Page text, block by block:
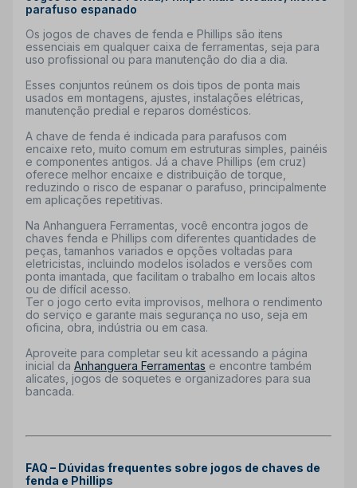
parafuso espanado
Os jogos de chaves de fenda e Phillips são itens
essenciais em qualquer caixa de ferramentas, seja para
uso profissional ou para manutenção do dia a dia.
Esses conjuntos reúnem os dois tipos de ponta mais
usados em montagens, ajustes, instalações elétricas,
manutenção predial e reparos domésticos.
A chave de fenda é indicada para parafusos com
encaixe reto, muito comum em estruturas simples, painéis
e componentes antigos. Já a chave Phillips (em cruz)
oferece melhor encaixe e distribuição de torque,
reduzindo o risco de espanar o parafuso, principalmente
em aplicações repetitivas.
Na Anhanguera Ferramentas, você encontra jogos de
chaves fenda e Phillips com diferentes quantidades de
peças, tamanhos variados e opções voltadas para
eletricistas, incluindo modelos isolados e versões com
ponta imantada, que facilitam o trabalho em locais altos
ou de difícil acesso.
Ter o jogo certo evita improvisos, melhora o rendimento
do serviço e garante mais segurança no uso, seja em
oficina, obra, indústria ou em casa.
Aproveite para completar seu kit acessando a página
inicial da Anhanguera Ferramentas e encontre também
alicates, jogos de soquetes e organizadores para sua
bancada.
FAQ – Dúvidas frequentes sobre jogos de chaves de
fenda e Phillips